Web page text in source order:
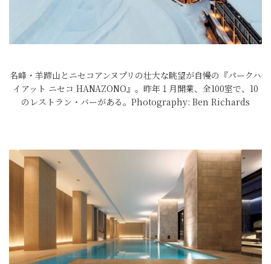
名峰・羊蹄山とニセコアンヌプリの壮大な眺望が自慢の『パークハ
イアット ニセコ HANAZONO』。昨年１月開業、全100室で、10
のレストラン・バーがある。Photography: Ben Richards